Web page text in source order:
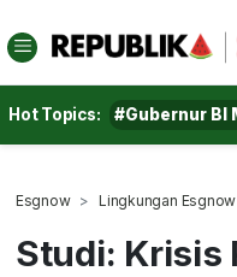
Hot Topics: #Gubernur BI
Esgnow Lingkungan Esgnow
Studi: Krisis